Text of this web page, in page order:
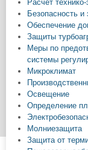
Расчет
Безопасность и
Обеспечение
Защиты
Меры по
системы
Микроклимат
Освещение
Определение
Молниезащита
Защита от